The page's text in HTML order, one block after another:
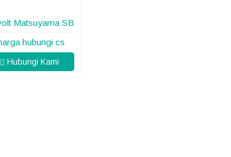
Matsuyama SB
hubungi cs
Hubungi Kami